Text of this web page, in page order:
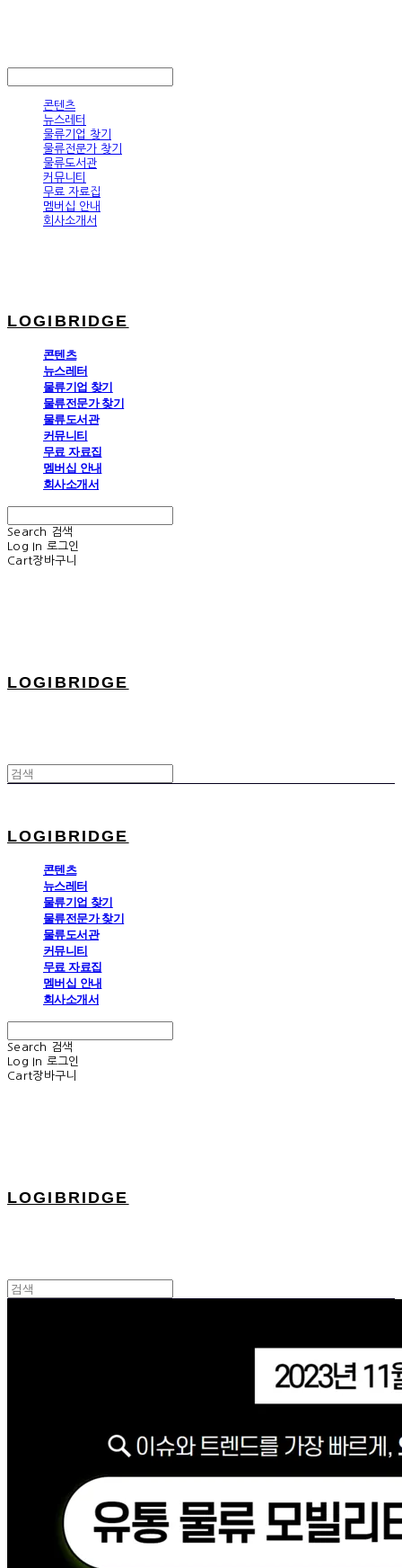
콘텐츠
뉴스레터
물류기업 찾기
물류전문가 찾기
물류도서관
커뮤니티
무료 자료집
멤버십 안내
회사소개서
LOGIBRIDGE
콘텐츠
뉴스레터
물류기업 찾기
물류전문가 찾기
물류도서관
커뮤니티
무료 자료집
멤버십 안내
회사소개서
Search
검색
Log In 로그인
Cart장바구니
LOGIBRIDGE
LOGIBRIDGE
콘텐츠
뉴스레터
물류기업 찾기
물류전문가 찾기
물류도서관
커뮤니티
무료 자료집
멤버십 안내
회사소개서
Search
검색
Log In 로그인
Cart장바구니
LOGIBRIDGE